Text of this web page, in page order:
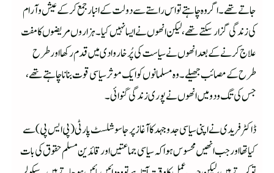
جاتے تھے۔ اگر وہ چاہتے تو اس راستے سے دولت کے انبار جمع کرکے عیش وآرام
کی زندگی گزارسکتے تھے، لیکن انھوں نے ایسا نہیں کیا۔ ہزاروں مریضوں کا مفت
علاج کرنے کے بعد انھوں نے سیاست کی پُرخار وادی میں قدم رکھا اور طرح
طرح کے مصائب جھیلے۔ وہ مسلمانوں کو ایک موثر سیاسی قوت بنانا چاہتے تھے،
جس کی تگ ودو میں انھوں نے پوری زندگی گنوائی۔
ڈاکٹرفریدی نے اپنی سیاسی جدوجہد کا آغاز پرجا سوشلسٹ پارٹی (پی ایس پی)سے
کیا تھا اور جب انھیں محسوس ہوا کہ سیاسی جماعتیں اور قائدین مسلم حقوق کی بات